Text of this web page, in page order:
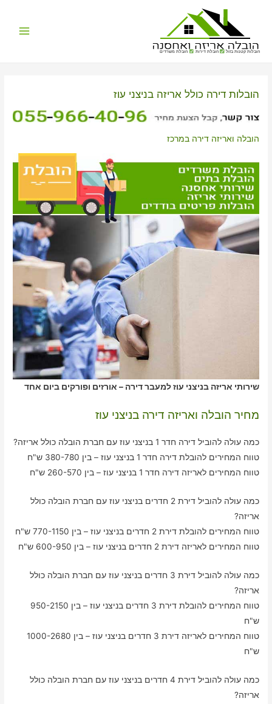
הובלות קטנות בזול הובלת דירות הובלת משרדים
הובלות דירה כולל אריזה בניצני עוז
הובלה ואריזה דירה במרכז
שירותי אריזה בניצני עוז למעבר דירה – אורזים ופורקים ביום אחד
מחיר הובלה ואריזה דירה בניצני עוז
כמה עולה להוביל דירה חדר 1 בניצני עוז עם חברת הובלה כולל אריזה?
טווח המחירים להובלת דירה חדר 1 בניצני עוז – בין 380-780 ש"ח
טווח המחירים לאריזה דירה חדר 1 בניצני עוז – בין 260-570 ש"ח
כמה עולה להוביל דירת 2 חדרים בניצני עוז עם חברת הובלה כולל
אריזה?
טווח המחירים להובלת דירת 2 חדרים בניצני עוז – בין 770-1150 ש"ח
טווח המחירים לאריזה דירת 2 חדרים בניצני עוז – בין 600-950 ש"ח
כמה עולה להוביל דירת 3 חדרים בניצני עוז עם חברת הובלה כולל
אריזה?
טווח המחירים להובלת דירת 3 חדרים בניצני עוז – בין 950-2150
ש"ח
טווח המחירים לאריזה דירת 3 חדרים בניצני עוז – בין 1000-2680
ש"ח
כמה עולה להוביל דירת 4 חדרים בניצני עוז עם חברת הובלה כולל
אריזה?